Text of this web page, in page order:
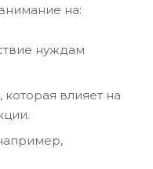
на:
нуждам
влияет на